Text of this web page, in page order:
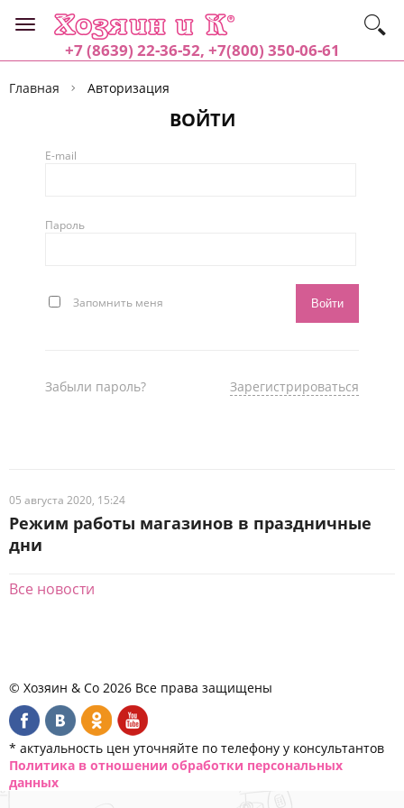
+7 (8639) 22-36-52, +7(800) 350-06-61
Главная Авторизация
ВОЙТИ
E-mail
Пароль
Запомнить меня
Забыли пароль? Зарегистрироваться
05 августа 2020, 15:24
Режим работы магазинов в праздничные
дни
Все новости
© Хозяин & Co 2026 Все права защищены
* актуальность цен уточняйте по телефону у консультантов
Политика в отношении обработки персональных
данных